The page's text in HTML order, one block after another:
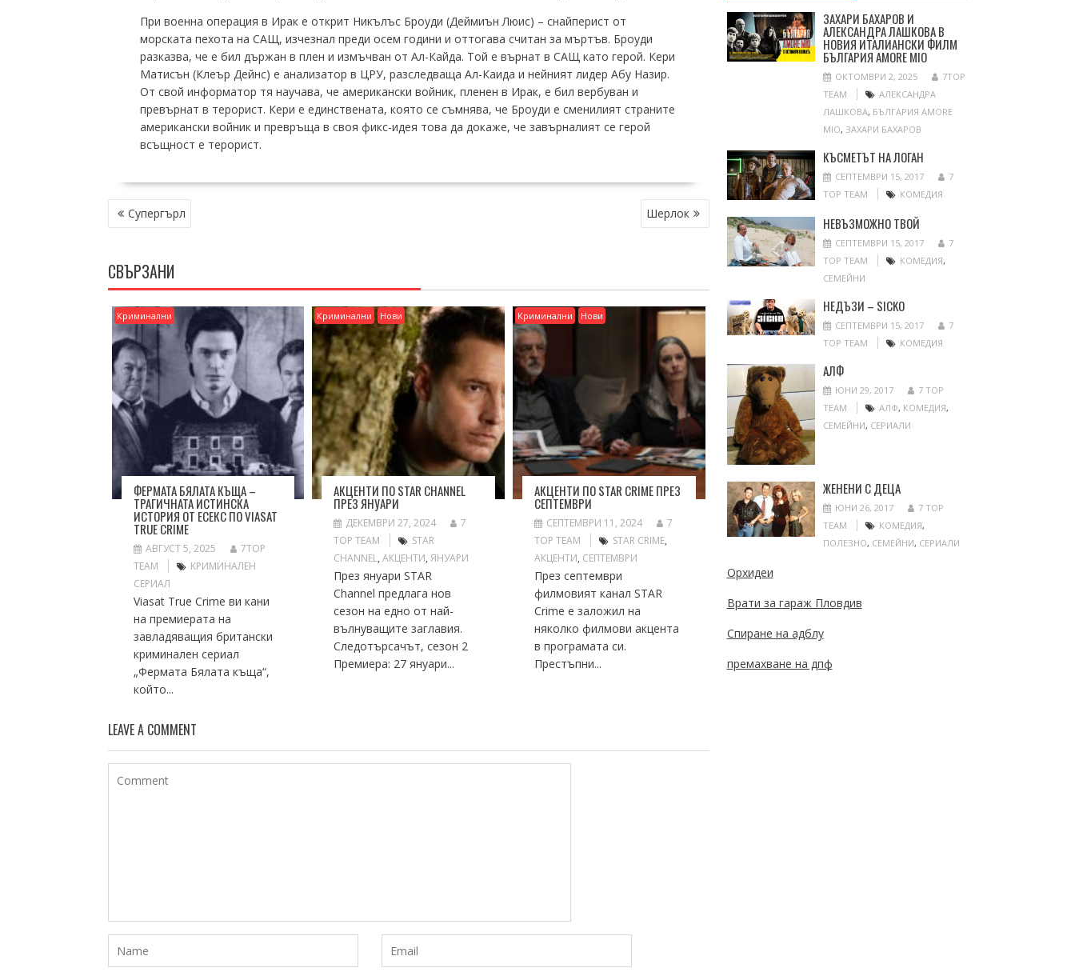
При военна операция в Ирак е открит Никълъс Броуди (Деймиън Люис) – снайперист от
морската пехота на САЩ, изчезнал преди осем години и оттогава считан за мъртъв. Броуди
разказва, че е бил държан в плен и измъчван от Ал-Кайда. Той е върнат в САЩ като герой. Кери
Матисън (Клеър Дейнс) е анализатор в ЦРУ, разследваща Ал-Каида и нейният лидер Абу Назир.
От свой информатор тя научава, че американски войник, пленен в Ирак, е бил вербуван и
превърнат в терорист. Кери е единствената, която се съмнява, че Броуди е сменилият страните
американски войник и превръща в своя фикс-идея това да докаже, че завърналият се герой
всъщност е терорист.
НАВИГАЦИЯ
Супергърл Шерлок
СВЪРЗАНИ
Криминални
ФЕРМАТА БЯЛАТА КЪЩА –
ТРАГИЧНАТА ИСТИНСКА
ИСТОРИЯ ОТ ЕСЕКС ПО VIASAT
TRUE CRIME
АВГУСТ 5, 2025
7TOP
TEAM
КРИМИНАЛЕН
СЕРИАЛ
Viasat True Crime ви кани
на премиерата на
завладяващия британски
криминален сериал
„Фермата Бялата къща“,
който...
Криминални Нови
АКЦЕНТИ ПО STAR CHANNEL
ПРЕЗ ЯНУАРИ
ДЕКЕМВРИ 27, 2024
7
TOP TEAM
STAR
CHANNEL,АКЦЕНТИ,ЯНУАРИ
През януари STAR
Channel предлага нов
сезон на едно от най-
вълнуващите заглавия.
Следотърсачът, сезон 2
Премиера: 27 януари...
Криминални Нови
АКЦЕНТИ ПО STAR CRIME ПРЕЗ
СЕПТЕМВРИ
СЕПТЕМВРИ 11, 2024
7
TOP TEAM
STAR CRIME,
АКЦЕНТИ, СЕПТЕМВРИ
През септември
филмовият канал STAR
Crime е заложил на
няколко филмови акцента
в програмата си.
Престъпни...
LEAVE A COMMENT
ЗАХАРИ БАХАРОВ И
АЛЕКСАНДРА ЛАШКОВА В
НОВИЯ ИТАЛИАНСКИ ФИЛМ
БЪЛГАРИЯ AMORE MIO
ОКТОМВРИ 2, 2025
7TOP
TEAM
АЛЕКСАНДРА
ЛАШКОВА, БЪЛГАРИЯ AMORE
MIO, ЗАХАРИ БАХАРОВ
КЪСМЕТЪТ НА ЛОГАН
СЕПТЕМВРИ 15, 2017
7
TOP TEAM
КОМЕДИЯ
НЕВЪЗМОЖНО ТВОЙ
СЕПТЕМВРИ 15, 2017
7
TOP TEAM
КОМЕДИЯ,
СЕМЕЙНИ
НЕДЪЗИ – SICKO
СЕПТЕМВРИ 15, 2017
7
TOP TEAM
КОМЕДИЯ
АЛФ
ЮНИ 29, 2017
7 TOP
TEAM
АЛФ, КОМЕДИЯ,
СЕМЕЙНИ, СЕРИАЛИ
ЖЕНЕНИ С ДЕЦА
ЮНИ 26, 2017
7 TOP
TEAM
КОМЕДИЯ,
ПОЛЕЗНО, СЕМЕЙНИ, СЕРИАЛИ
Орхидеи
Врати за гараж Пловдив
Спиране на адблу
премахване на дпф